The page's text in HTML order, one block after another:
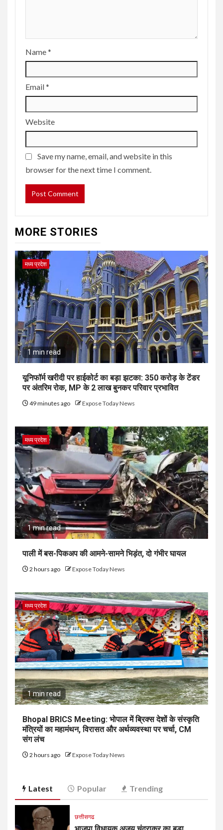
Name*
Email*
Website
Save my name, email, and website in this
browser for the next time I comment.
MORE STORIES
मध्य प्रदेश
1 min read
यूनिफॉर्म खरीदी पर हाईकोर्ट का बड़ा झटका: 350 करोड़ के टेंडर
पर अंतरिम रोक, MP के 2 लाख बुनकर परिवार प्रभावित
49 minutes ago Expose Today News
मध्य प्रदेश
1 min read
पाली में बस-पिकअप की आमने-सामने भिड़ंत, दो गंभीर घायल
2 hours ago Expose Today News
मध्य प्रदेश
1 min read
Bhopal BRICS Meeting: भोपाल में ब्रिक्स देशों के संस्कृति
मंत्रियों का महामंथन, विरासत और अर्थव्यवस्था पर चर्चा, CM
संग लंच
2 hours ago Expose Today News
Latest Popular Trending
छत्तीसगढ